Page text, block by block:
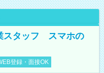
スタッフ スマホの
登録・面接OK